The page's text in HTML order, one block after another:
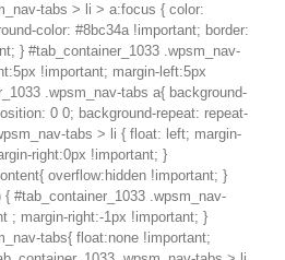
tabs > li > a:focus { color:
color: #8bc34a !important; border:
} #tab_container_1033 .wpsm_nav-
!important; margin-left:5px
.wpsm_nav-tabs a{ background-
0 0; background-repeat: repeat-
tabs > li { float: left; margin-
right:0px !important; }
overflow:hidden !important; }
#tab_container_1033 .wpsm_nav-
; margin-right:-1px !important; }
tabs{ float:none !important;